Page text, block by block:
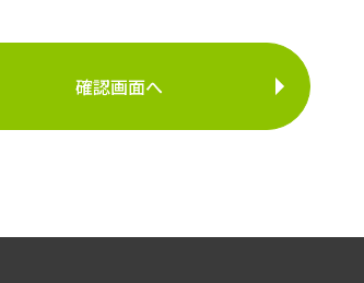
わせへのご対応
わせ履歴の管理
向上のための検討資料作成等